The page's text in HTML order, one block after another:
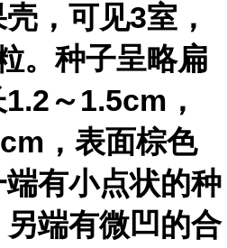
，可见3室，
。种子呈略扁
～1.5cm，
，表面棕色
有小点状的种
端有微凹的合